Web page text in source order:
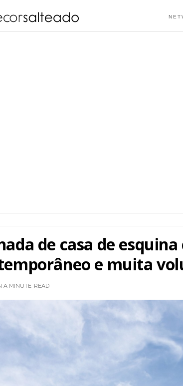
de casa de
e muita
A MINUTE READ